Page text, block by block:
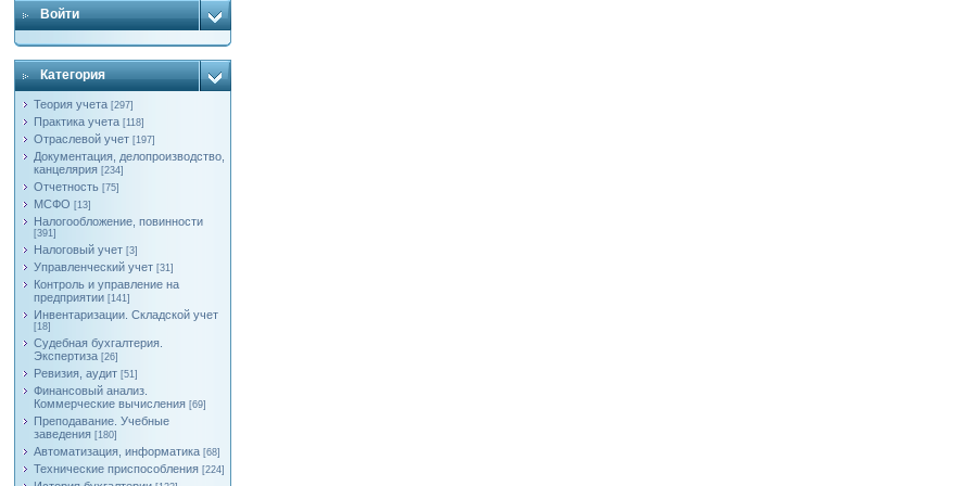
Войти
Категория
Теория учета [297]
Практика учета [118]
Отраслевой учет [197]
Документация, делопроизводство,
канцелярия [234]
Отчетность [75]
МСФО [13]
Налогообложение, повинности
[391]
Налоговый учет [3]
Управленческий учет [31]
Контроль и управление на
предприятии [141]
Инвентаризации. Складской учет
[18]
Судебная бухгалтерия.
Экспертиза [26]
Ревизия, аудит [51]
Финансовый анализ.
Коммерческие вычисления [69]
Преподавание. Учебные
заведения [180]
Автоматизация, информатика [68]
Технические приспособления [224]